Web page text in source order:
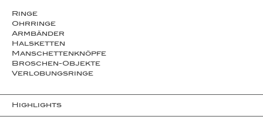
Ringe
Ohrringe
Armbänder
Halsketten
Man­schet­ten­­knöpfe
Broschen-Objekte
Ver­lo­bungs­­ringe
Highlights